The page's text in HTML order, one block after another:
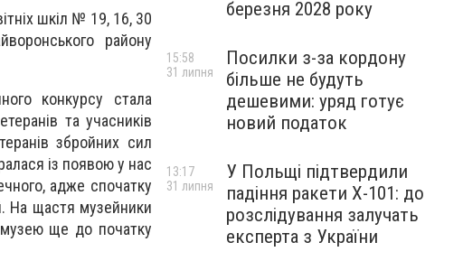
шкіл № 19, 16, 30
району
конкурсу стала
та учасників
збройних сил
із появою у нас
адже спочатку
На щастя музейники
музею ще до початку
березня 2028 року
Посилки з-за кордону
більше не будуть
дешевими: уряд готує
новий податок
15:58
31 липня
У Польщі підтвердили
падіння ракети Х-101: до
розслідування залучать
експерта з України
13:17
31 липня